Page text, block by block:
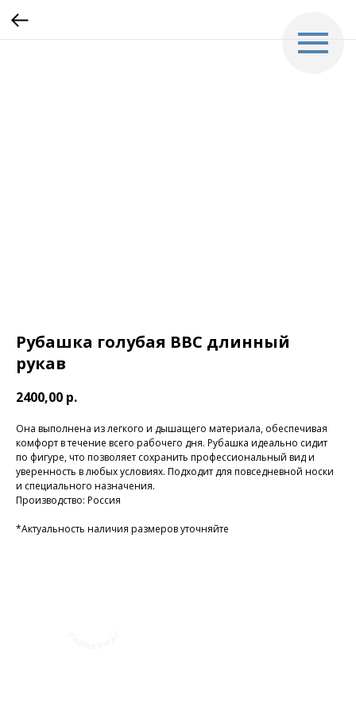
Рубашка голубая ВВС длинный
рукав
2400,00 р.
Она выполнена из легкого и дышащего материала, обеспечивая
комфорт в течение всего рабочего дня. Рубашка идеально сидит
по фигуре, что позволяет сохранить профессиональный вид и
уверенность в любых условиях. Подходит для повседневной носки
и специального назначения.
Производство: Россия
*Актуальность наличия размеров уточняйте